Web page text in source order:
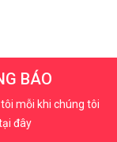
BÁO
mỗi khi chúng tôi
đây